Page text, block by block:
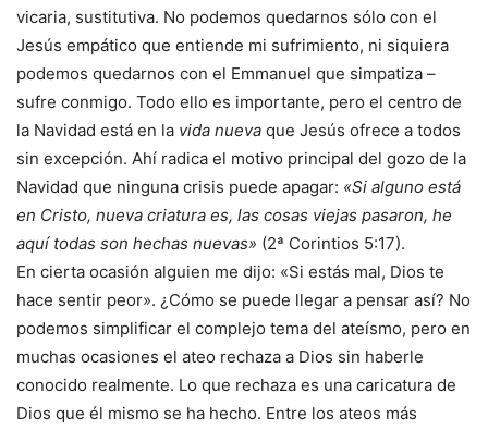
vicaria, sustitutiva. No podemos quedarnos sólo con el
Jesús empático que entiende mi sufrimiento, ni siquiera
podemos quedarnos con el Emmanuel que simpatiza –
sufre conmigo. Todo ello es importante, pero el centro de
la Navidad está en la vida nueva que Jesús ofrece a todos
sin excepción. Ahí radica el motivo principal del gozo de la
Navidad que ninguna crisis puede apagar: «Si alguno está
en Cristo, nueva criatura es, las cosas viejas pasaron, he
aquí todas son hechas nuevas» (2ª Corintios 5:17).
En cierta ocasión alguien me dijo: «Si estás mal, Dios te
hace sentir peor». ¿Cómo se puede llegar a pensar así? No
podemos simplificar el complejo tema del ateísmo, pero en
muchas ocasiones el ateo rechaza a Dios sin haberle
conocido realmente. Lo que rechaza es una caricatura de
Dios que él mismo se ha hecho. Entre los ateos más